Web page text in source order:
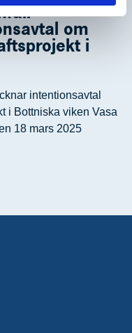
om
i
intentionsavtal
i Bottniska viken Vasa
18 mars 2025